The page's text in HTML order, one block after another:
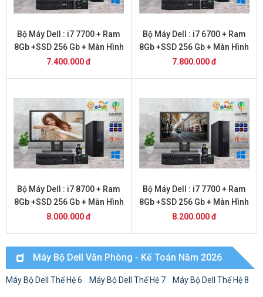
Bộ Máy Dell : i7 7700 + Ram
8Gb +SSD 256 Gb + Màn Hình
22
7.400.000 đ
Bộ Máy Dell : i7 6700 + Ram
8Gb +SSD 256 Gb + Màn Hình
24
7.800.000 đ
Bộ Máy Dell : i7 8700 + Ram
8Gb +SSD 256 Gb + Màn Hình
20
8.000.000 đ
Bộ Máy Dell : i7 7700 + Ram
8Gb +SSD 256 Gb + Màn Hình
24
8.200.000 đ
Máy Bộ Dell Văn Phòng - Kế Toán Năm 2026
Máy Bộ Dell Thế Hệ 6 Máy Bộ Dell Thế Hệ 7 Máy Bộ Dell Thế Hệ 8